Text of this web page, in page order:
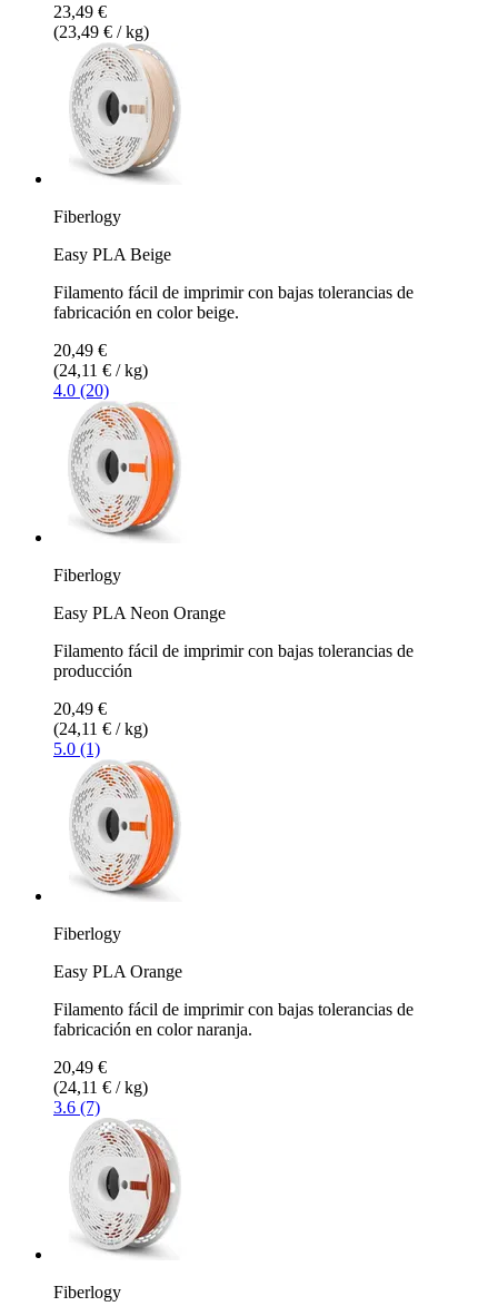
23,49 €
(23,49 € / kg)
Fiberlogy
Easy PLA Beige
Filamento fácil de imprimir con bajas tolerancias de
fabricación en color beige.
20,49 €
(24,11 € / kg)
4.0 (20)
Fiberlogy
Easy PLA Neon Orange
Filamento fácil de imprimir con bajas tolerancias de
producción
20,49 €
(24,11 € / kg)
5.0 (1)
Fiberlogy
Easy PLA Orange
Filamento fácil de imprimir con bajas tolerancias de
fabricación en color naranja.
20,49 €
(24,11 € / kg)
3.6 (7)
Fiberlogy